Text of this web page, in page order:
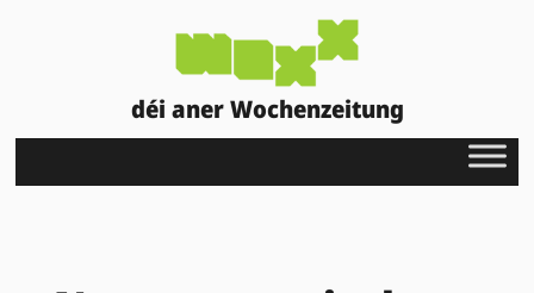
déi aner Wochenzeitung